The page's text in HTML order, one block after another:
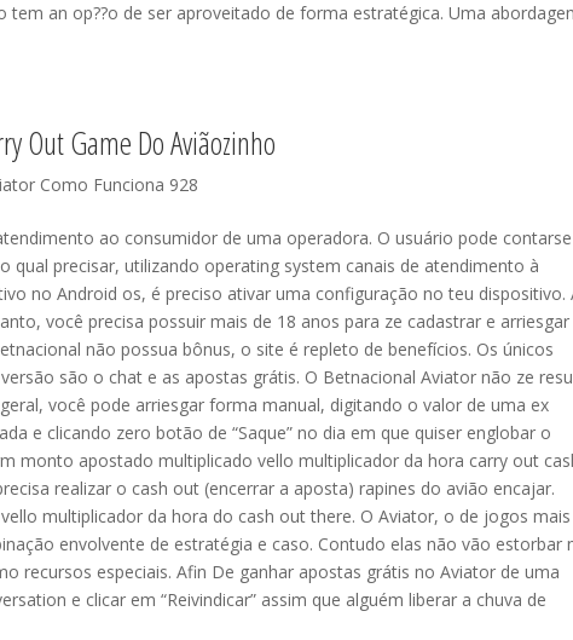
tem an op??o de ser aproveitado de forma estratégica. Uma
Out Game Do Aviãozinho
Como Funciona 928
ao consumidor de uma operadora. O usuário pode
qual precisar, utilizando operating system canais de atendimento à
no Android os, é preciso ativar uma configuração no teu dispositivo.
você precisa possuir mais de 18 anos para ze cadastrar e
não possua bônus, o site é repleto de benefícios. Os únicos
são o chat e as apostas grátis. O Betnacional Aviator não ze
você pode arriesgar forma manual, digitando o valor de uma ex
e clicando zero botão de “Saque” no dia em que quiser englobar o
monto apostado multiplicado vello multiplicador da hora carry out
realizar o cash out (encerrar a aposta) rapines do avião encajar.
multiplicador da hora do cash out there. O Aviator, o de jogos mais
envolvente de estratégia e caso. Contudo elas não vão estorbar
recursos especiais. Afin De ganhar apostas grátis no Aviator de uma
e clicar em “Reivindicar” assim que alguém liberar a chuva de